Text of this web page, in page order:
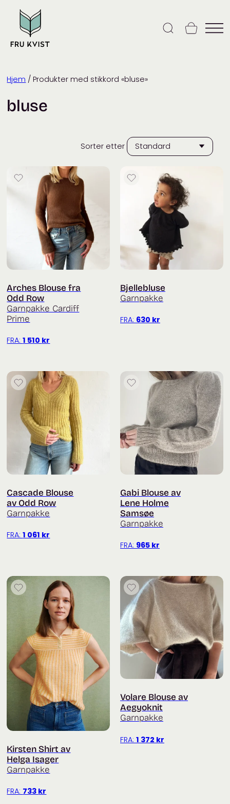
content
Hjem / Produkter med stikkord «bluse»
bluse
Sorter etter
Arches Blouse fra
Odd Row
Garnpakke Cardiff
Prime
FRA:1 510 kr
Bjellebluse
Garnpakke
FRA: 630 kr
Cascade Blouse
av Odd Row
Garnpakke
FRA:1 061 kr
Gabi Blouse av
Lene Holme
Samsøe
Garnpakke
FRA: 965 kr
Kirsten Shirt av
Helga Isager
Garnpakke
FRA: 733 kr
Volare Blouse av
Aegyoknit
Garnpakke
FRA: 1 372 kr